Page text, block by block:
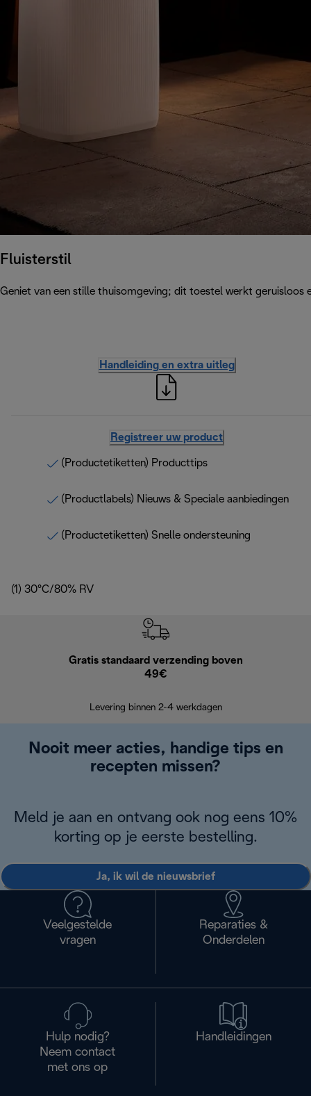
Fluisterstil
Geniet van een stille thuisomgeving; dit toestel werkt
Handleiding en extra uitleg
Registreer uw product
(Productetiketten) Producttips
(Productlabels) Nieuws & Speciale aanbiedingen
(Productetiketten) Snelle ondersteuning
(1) 30°C/80% RV
Gratis standaard verzending boven
49€
Levering binnen 2-4 werkdagen
Nooit meer acties, handige tips en
recepten missen?
Meld je aan en ontvang ook nog eens 10%
korting op je eerste bestelling.
Ja, ik wil de nieuwsbrief
Veelgestelde
vragen
Reparaties &
Onderdelen
Hulp nodig?
Neem contact
met ons op
Handleidingen